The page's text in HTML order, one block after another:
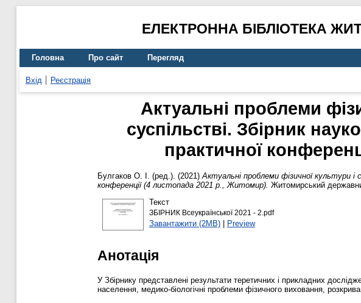
ЕЛЕКТРОННА БІБЛІОТЕКА
Головна Про сайт Перегляд
Вхід Реєстрація
Актуальні проблеми
суспільстві. Збірник
практичної
Булгаков О. І. (ред.). (2021)Актуальні проблеми фізичної культури і
конференції (4 листопада 2021 р., Житомир). Житомирський
Текст
ЗБІРНИК Всеукраїнської 2021 - 2.pdf
Завантажити (2MB)| Preview
Анотація
У Збірнику представлені результати теретичних і прикладних
населення, медико-біологічні проблеми фізичного виховання,